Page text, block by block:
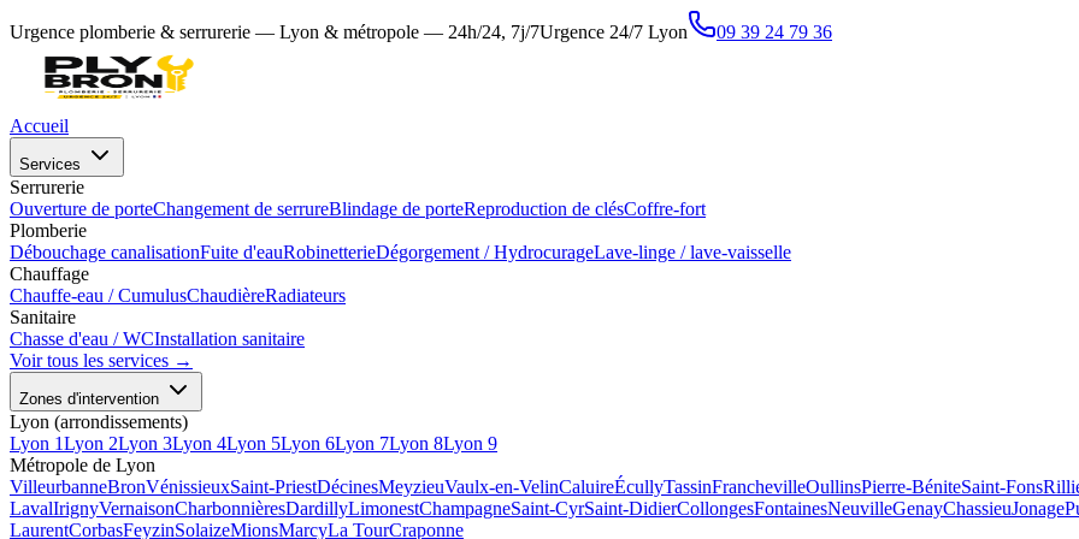
Urgence plomberie & serrurerie — Lyon & métropole — 24h/24, 7j/7Urgence 24/7 Lyon 09 39 24 79 36
Accueil
Services
Serrurerie
Ouverture de porteChangement de serrureBlindage de porteReproduction de clésCoffre-fort
Plomberie
Débouchage canalisationFuite d'eauRobinetterieDégorgement / HydrocurageLave-linge / lave-vaisselle
Chauffage
Chauffe-eau / CumulusChaudièreRadiateurs
Sanitaire
Chasse d'eau / WCInstallation sanitaire
Voir tous les services →
Zones d'intervention
Lyon (arrondissements)
Lyon 1Lyon 2Lyon 3Lyon 4Lyon 5Lyon 6Lyon 7Lyon 8Lyon 9
Métropole de Lyon
VilleurbanneBronVénissieuxSaint-PriestDécinesMeyzieuVaulx-en-VelinCaluireÉcullyTassinFranchevilleOullinsPierre-BéniteSaint-Fons
LavalIrignyVernaisonCharbonnièresDardillyLimonestChampagneSaint-CyrSaint-DidierCollongesFontainesNeuvilleGenayChassieuJonage
LaurentCorbasFeyzinSolaizeMionsMarcyLa TourCraponne